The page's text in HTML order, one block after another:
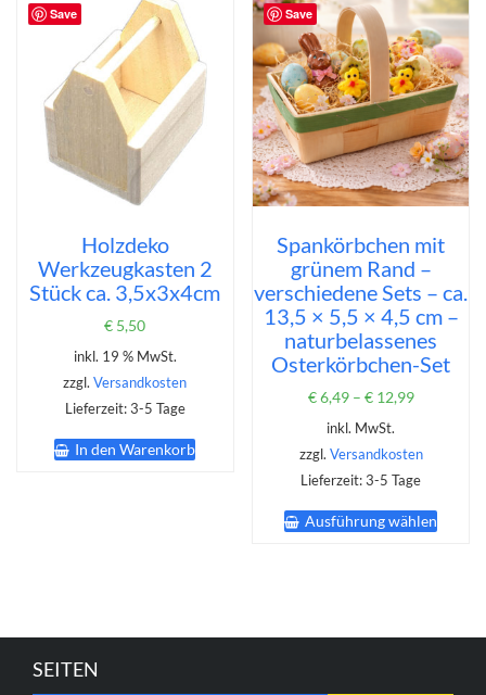
Optionen
können
auf
der
Produktseite
gewählt
auf
Save
Holzdeko
Werkzeugkasten 2
Stück ca. 3,5x3x4cm
€ 5,50
inkl. 19 % MwSt.
zzgl.Versandkosten
Lieferzeit: 3-5 Tage
In den Warenkorb
Save
Spankörbchen mit
grünem Rand –
verschiedene Sets – ca.
13,5 × 5,5 × 4,5 cm –
naturbelassenes
Osterkörbchen-Set
€6,49– €12,99
inkl. MwSt.
zzgl. Versandkosten
Lieferzeit:3-5 Tage
Ausführung wählen
Die
SEITEN